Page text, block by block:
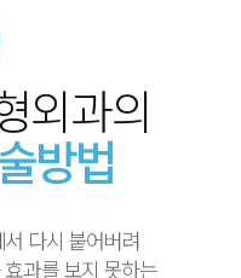
외과의
방법
다시 붙어버려
과를 보지 못하는